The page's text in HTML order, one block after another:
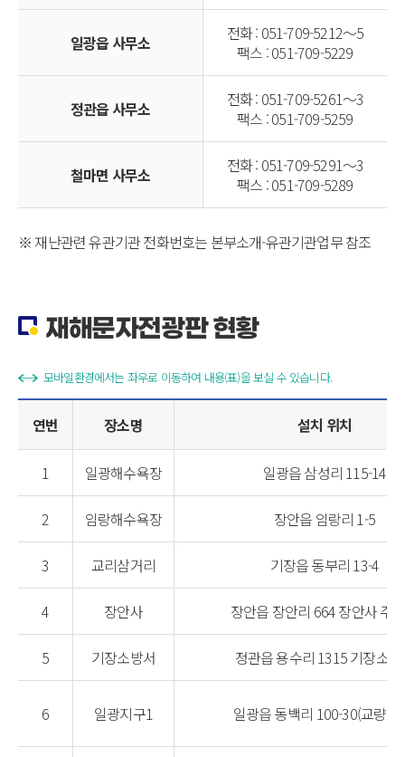
일광읍 사무소
전화 : 051-709-5212～5
팩스 : 051-709-5229
정관읍 사무소
전화 : 051-709-5261～3
팩스 : 051-709-5259
철마면 사무소
전화 : 051-709-5291～3
팩스 : 051-709-5289
※ 재난관련 유관기관 전화번호는 본부소개-유관기관업무 참조
재해문자전광판 현황
모바일환경에서는 좌우로 이동하여 내용(표)을 보실 수 있습니다.
연번 장소명 설치 위치
1 일광해수욕장 일광읍 삼성리 115-14
2 임랑해수욕장 장안읍 임랑리 1-5
3 교리삼거리 기장읍 동부리 13-4
4 장안사 장안읍 장안리 664 장안사 주
5 기장소방서 정관읍 용수리 1315 기장소
6 일광지구1 일광읍 동백리 100-30(교량인